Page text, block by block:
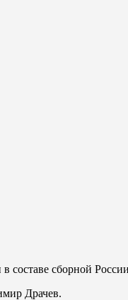
составе сборной
Драчев.